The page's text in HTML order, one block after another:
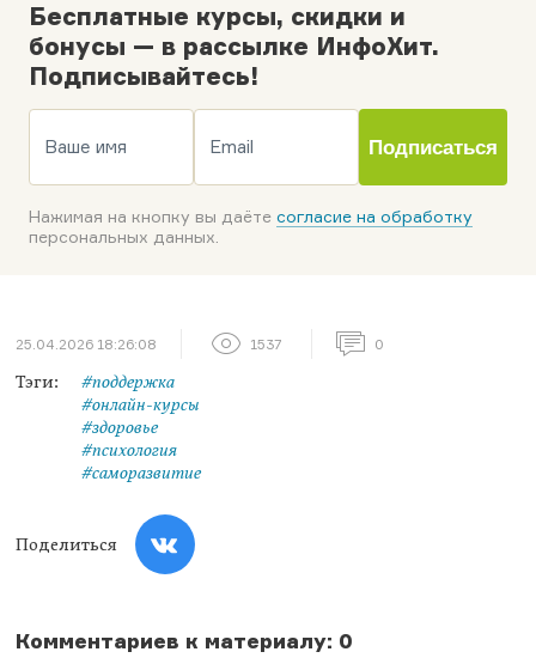
Бесплатные курсы, скидки и
бонусы — в рассылке ИнфоХит.
Подписывайтесь!
Ваше имя Email Подписаться
Нажимая на кнопку вы даёте согласие на обработку
персональных данных.
25.04.2026 18:26:08 1537 0
Тэги:
#поддержка
#онлайн-курсы
#здоровье
#психология
#саморазвитие
Поделиться
Комментариев к материалу: 0